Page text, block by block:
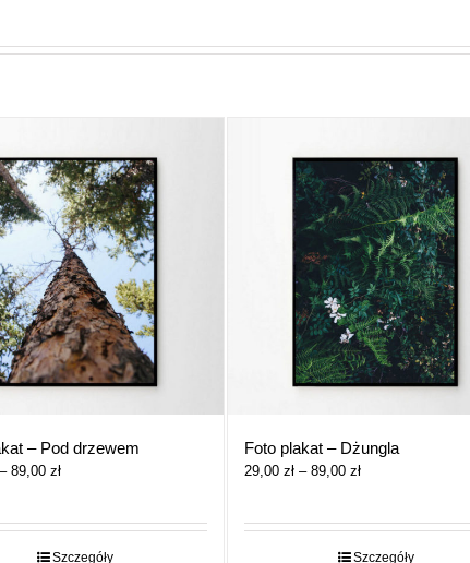
– Pod drzewem
– 89,00 złZakres
29,00 zł
do
Szczegóły
Foto plakat – Dżungla
29,00 zł – 89,00 złZakres
29,00 zł
do
Szczegóły